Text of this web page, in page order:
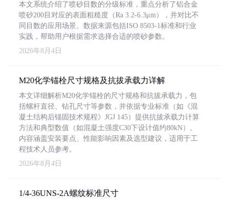
本文系统介绍了喷砂目数的分级标准，重点分析了铝合金
喷砂200目对应的表面粗糙度（Ra 3.2-6.3μm），并对比不
同目数的应用场景。数据来源包括ISO 8503-1标准和行业
实践，帮助用户根据需求选择合适的喷砂参数。
2026年8月4日
M20化学锚栓尺寸规格及抗拔承载力详解
本文详细解析M20化学锚栓的尺寸规格和抗拔承载力，包
括螺杆直径、钻孔尺寸等参数，并依据专业标准（如《混
凝土结构后锚固技术规程》JGJ 145）提供抗拔承载力计算
方法和典型数值（如混凝土强度C30下设计值约80kN）。
内容涵盖安装要点、性能影响因素及选型建议，适用于工
程技术人员参考。
2026年8月4日
1/4-36UNS-2A螺纹标准尺寸